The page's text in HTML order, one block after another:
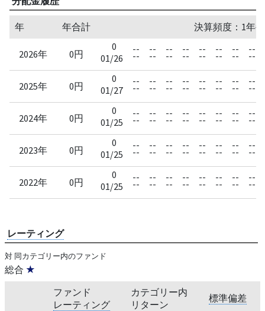
年 年合計 決算頻度：1年
2026年 0円
0
01/26
--
--
--
--
--
--
--
--
--
--
--
--
--
--
--
--
2025年 0円
0
01/27
--
--
--
--
--
--
--
--
--
--
--
--
--
--
--
--
2024年 0円
0
01/25
--
--
--
--
--
--
--
--
--
--
--
--
--
--
--
--
2023年 0円
0
01/25
--
--
--
--
--
--
--
--
--
--
--
--
--
--
--
--
2022年 0円
0
01/25
--
--
--
--
--
--
--
--
--
--
--
--
--
--
--
--
レーティング
対 同カテゴリー内のファンド
総合 ★
ファンド
レーティング
カテゴリー内
リターン
標準偏差